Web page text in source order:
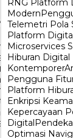
RNG Platform
Modern
Telemetri Pola
Platform
Microservices
Hiburan Digital
Kontemporer
Pengguna
Platform
Enkripsi
Kepercayaan
Digital
Optimasi
RNG Platform
Modern
Telemetri Pola
Platform
Microservices
Hiburan Digital
Kontemporer
Pengguna
Platform
Enkripsi
Kepercayaan
Digital
Optimasi
Oleh
harus
bukan
dari
tanah yang